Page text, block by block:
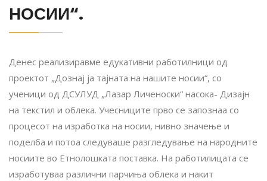
НОСИИ“.
Денес реализиравме едукативни работилници од
проектот „Дознај ја тајната на нашите носии“, со
ученици од ДСУЛУД „Лазар Личеноски“ насока- Дизајн
на текстил и облека. Учесниците прво се запознаа со
процесот на изработка на носии, нивно значење и
поделба и потоа следуваше разгледување на народните
носиите во Етнолошката поставка. На работилицата се
изработуваа различни парчиња облека и накит